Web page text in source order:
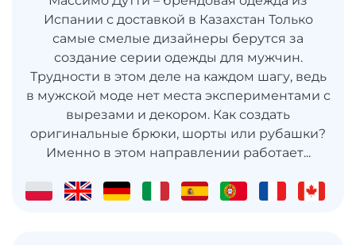
Испании с доставкой в Казахстан Только
самые смелые дизайнеры берутся за
создание серии одежды для мужчин.
Трудности в этом деле на каждом шагу, ведь
в мужской моде нет места экспериментами с
вырезами и декором. Как создать
оригинальные брюки, шорты или рубашки?
Именно в этом направлении работает...